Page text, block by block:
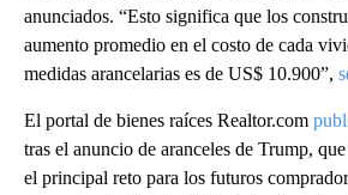
anunciados. “Esto significa que los
aumento promedio en el costo de cada
medidas arancelarias es de US$ 10.900”,
El portal de bienes raíces Realtor.com
tras el anuncio de aranceles de Trump,
el principal reto para los futuros